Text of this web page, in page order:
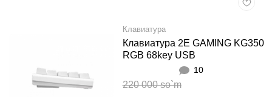
Клавиатура
Клавиатура 2E GAMING KG350
RGB 68key USB
10
220 000 so`m